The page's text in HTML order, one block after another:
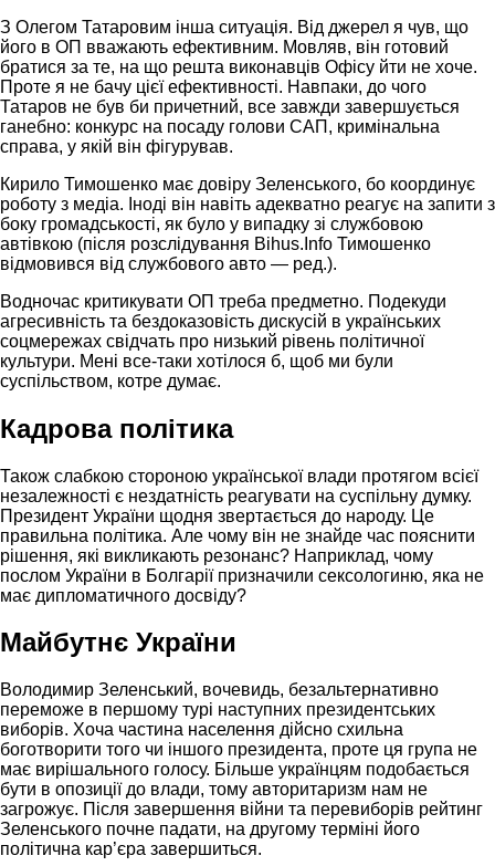
З Олегом Татаровим інша ситуація. Від джерел я чув, що
його в ОП вважають ефективним. Мовляв, він готовий
братися за те, на що решта виконавців Офісу йти не хоче.
Проте я не бачу цієї ефективності. Навпаки, до чого
Татаров не був би причетний, все завжди завершується
ганебно: конкурс на посаду голови САП, кримінальна
справа, у якій він фігурував.
Кирило Тимошенко має довіру Зеленського, бо координує
роботу з медіа. Іноді він навіть адекватно реагує на запити з
боку громадськості, як було у випадку зі службовою
автівкою (після розслідування Bihus.Info Тимошенко
відмовився від службового авто — ред.).
Водночас критикувати ОП треба предметно. Подекуди
агресивність та бездоказовість дискусій в українських
соцмережах свідчать про низький рівень політичної
культури. Мені все-таки хотілося б, щоб ми були
суспільством, котре думає.
Кадрова політика
Також слабкою стороною української влади протягом всієї
незалежності є нездатність реагувати на суспільну думку.
Президент України щодня звертається до народу. Це
правильна політика. Але чому він не знайде час пояснити
рішення, які викликають резонанс? Наприклад, чому
послом України в Болгарії призначили сексологиню, яка не
має дипломатичного досвіду?
Майбутнє України
Володимир Зеленський, вочевидь, безальтернативно
переможе в першому турі наступних президентських
виборів. Хоча частина населення дійсно схильна
боготворити того чи іншого президента, проте ця група не
має вирішального голосу. Більше українцям подобається
бути в опозиції до влади, тому авторитаризм нам не
загрожує. Після завершення війни та перевиборів рейтинг
Зеленського почне падати, на другому терміні його
політична кар’єра завершиться.